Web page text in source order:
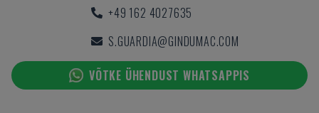
+49 162 4027635
S.GUARDIA@GINDUMAC.COM
VÕTKE ÜHENDUST WHATSAPPIS